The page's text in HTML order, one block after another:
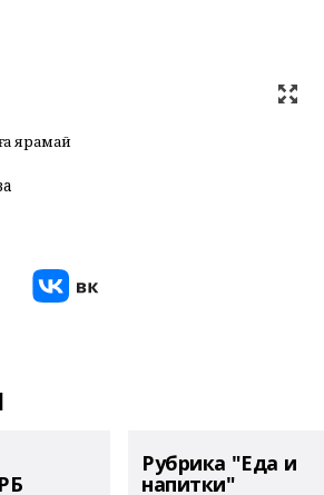
ярамай
Рубрика "Еда и
напитки"